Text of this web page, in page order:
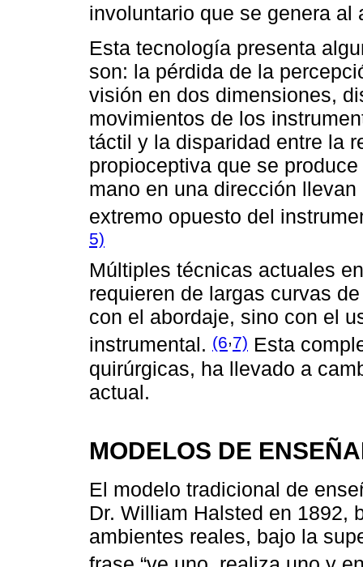
involuntario que se genera
Esta tecnología presenta
son: la pérdida de la
visión en dos dimensiones,
movimientos de los
táctil y la disparidad entre la
propioceptiva que se
mano en una dirección
extremo opuesto del
5)
Múltiples técnicas actuales
requieren de largas curvas
con el abordaje, sino con el
instrumental. (6,7) Esta
quirúrgicas, ha llevado a
actual.
MODELOS DE
El modelo tradicional de
Dr. William Halsted en 1892,
ambientes reales, bajo la